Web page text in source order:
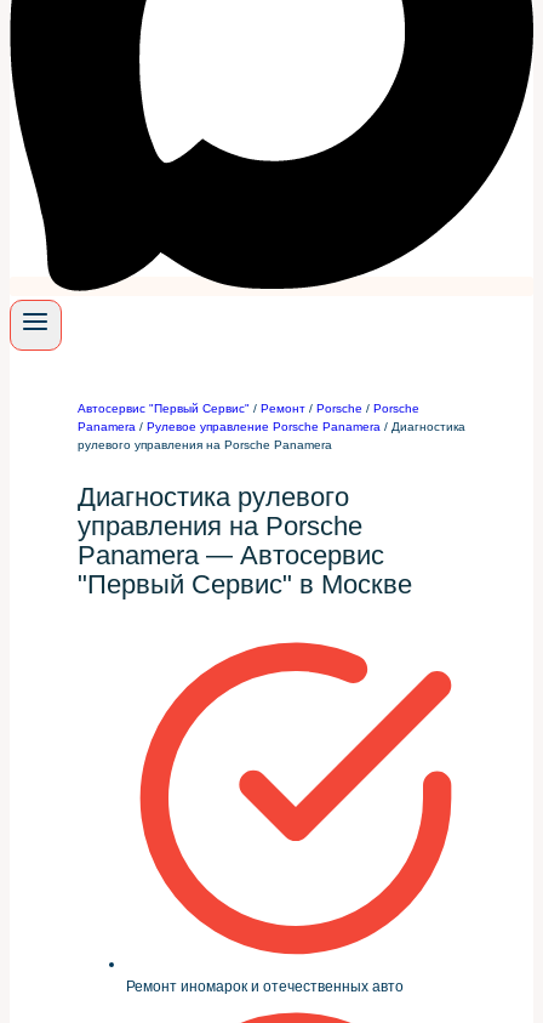
Автосервис "Первый Сервис" / Ремонт / Porsche / Porsche
Panamera / Рулевое управление Porsche Panamera / Диагностика
рулевого управления на Porsche Panamera
Диагностика рулевого
управления на Porsche
Panamera — Автосервис
"Первый Сервис" в Москве
Ремонт иномарок и отечественных авто